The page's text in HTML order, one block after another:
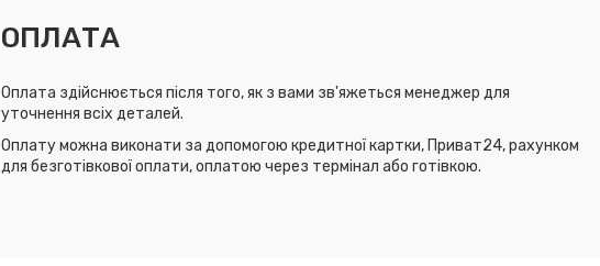
ОПЛАТА
Оплата здійснюється після того, як з вами зв'яжеться менеджер для
уточнення всіх деталей.
Оплату можна виконати за допомогою кредитної картки, Приват24, рахунком
для безготівкової оплати, оплатою через термінал або готівкою.